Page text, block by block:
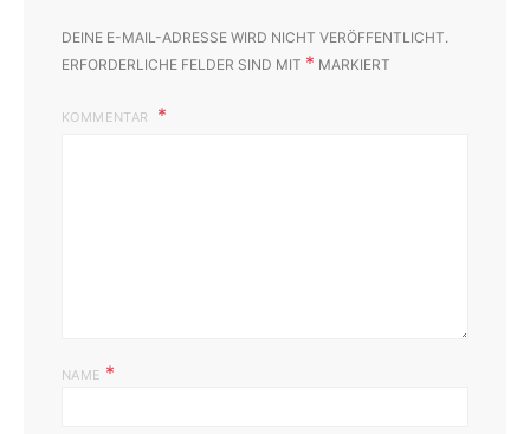
DEINE E-MAIL-ADRESSE WIRD NICHT VERÖFFENTLICHT.
ERFORDERLICHE FELDER SIND MIT * MARKIERT
KOMMENTAR
NAME *